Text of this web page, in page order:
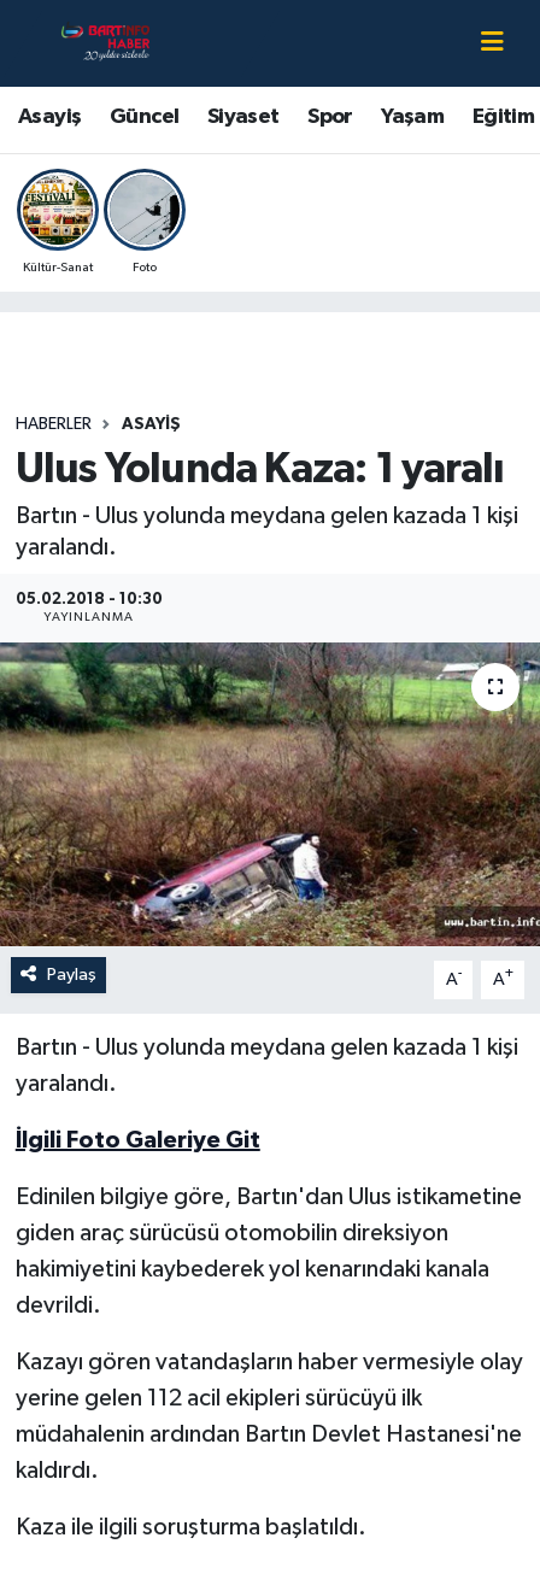
Asayiş Güncel Siyaset Spor Yaşam Eğitim
Kültür-Sanat Foto
HABERLER ASAYIŞ
Ulus Yolunda Kaza: 1 yaralı
Bartın - Ulus yolunda meydana gelen kazada 1 kişi
yaralandı.
05.02.2018 - 10:30
YAYINLANMA
Paylaş A- A+
Bartın - Ulus yolunda meydana gelen kazada 1 kişi
yaralandı.
İlgili Foto Galeriye Git
Edinilen bilgiye göre, Bartın'dan Ulus istikametine
giden araç sürücüsü otomobilin direksiyon
hakimiyetini kaybederek yol kenarındaki kanala
devrildi.
Kazayı gören vatandaşların haber vermesiyle olay
yerine gelen 112 acil ekipleri sürücüyü ilk
müdahalenin ardından Bartın Devlet Hastanesi'ne
kaldırdı.
Kaza ile ilgili soruşturma başlatıldı.
Asayiş
Bartın Hakkında
Çevre
Eğitim
Kültür-Sanat
Magazin
Sağlık
Sinema
Sivil Toplum
Siyaset
Spor
Tarım
Yaşam
Yerel Yönetimler
DÜNYA
YEREL
Bartın Nöbetçi Eczaneler
Bartın Hava Durumu
Bartin Namaz Vakitleri
Bartın Trafik Yoğunluk Haritası
Son Dakika Haberleri
Haber Arşivi